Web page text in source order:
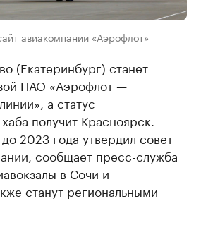
авиакомпании «Аэрофлот»
(Екатеринбург) станет
ПАО «Аэрофлот —
а статус
получит Красноярск.
2023 года утвердил совет
сообщает пресс-служба
в Сочи и
станут региональными